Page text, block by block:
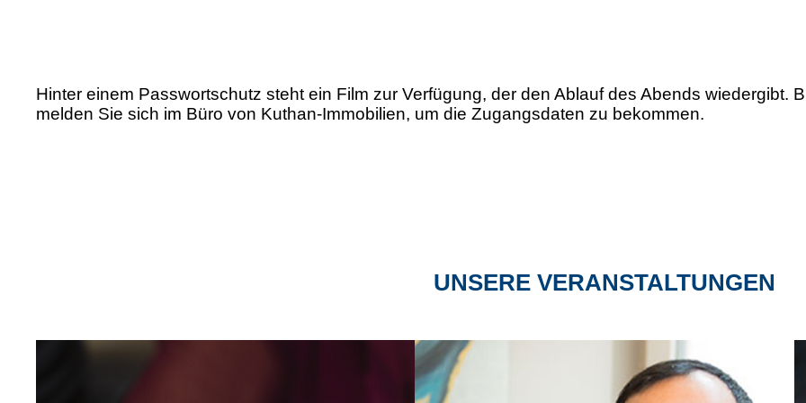
Hinter einem Passwortschutz steht ein Film zur Verfügung, der den Ablauf des Abends wiedergibt.
melden Sie sich im Büro von Kuthan-Immobilien, um die Zugangsdaten zu bekommen.
UNSERE VERANSTALTUNGEN